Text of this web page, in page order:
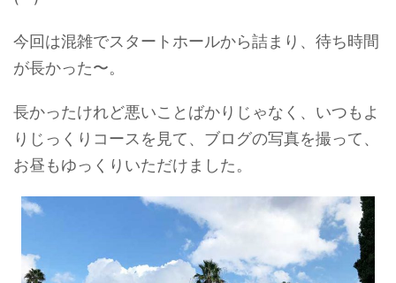
今回は混雑でスタートホールから詰まり、待ち時間
が長かった〜。
長かったけれど悪いことばかりじゃなく、いつもよ
りじっくりコースを見て、ブログの写真を撮って、
お昼もゆっくりいただけました。